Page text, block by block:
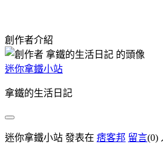
創作者介紹
迷你拿鐵小站
拿鐵的生活日記
迷你拿鐵小站 發表在 痞客邦 留言(0)